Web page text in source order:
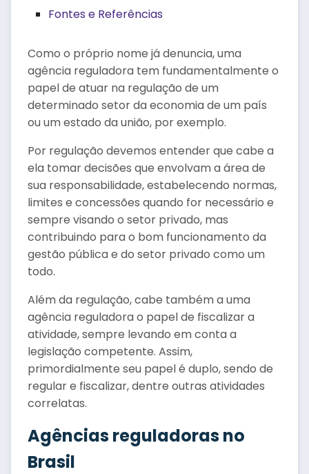
Fontes e Referências
Como o próprio nome já denuncia, uma
agência reguladora tem fundamentalmente o
papel de atuar na regulação de um
determinado setor da economia de um país
ou um estado da união, por exemplo.
Por regulação devemos entender que cabe a
ela tomar decisões que envolvam a área de
sua responsabilidade, estabelecendo normas,
limites e concessões quando for necessário e
sempre visando o setor privado, mas
contribuindo para o bom funcionamento da
gestão pública e do setor privado como um
todo.
Além da regulação, cabe também a uma
agência reguladora o papel de fiscalizar a
atividade, sempre levando em conta a
legislação competente. Assim,
primordialmente seu papel é duplo, sendo de
regular e fiscalizar, dentre outras atividades
correlatas.
Agências reguladoras no
Brasil